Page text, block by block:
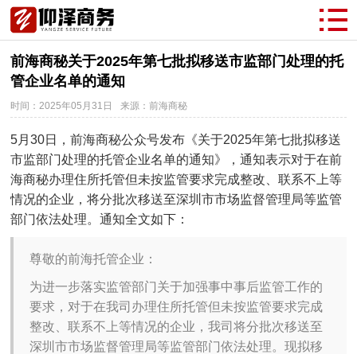
前海商秘关于2025年第七批拟移送市监部门处理的托
管企业名单的通知
时间：2025年05月31日 来源：前海商秘
5月30日，前海商秘公众号发布《关于2025年第七批拟移送
市监部门处理的托管企业名单的通知》，通知表示对于在前
海商秘办理住所托管但未按监管要求完成整改、联系不上等
情况的企业，将分批次移送至深圳市市场监督管理局等监管
部门依法处理。通知全文如下：
尊敬的前海托管企业：
为进一步落实监管部门关于加强事中事后监管工作的
要求，对于在我司办理住所托管但未按监管要求完成
整改、联系不上等情况的企业，我司将分批次移送至
深圳市市场监督管理局等监管部门依法处理。现拟移